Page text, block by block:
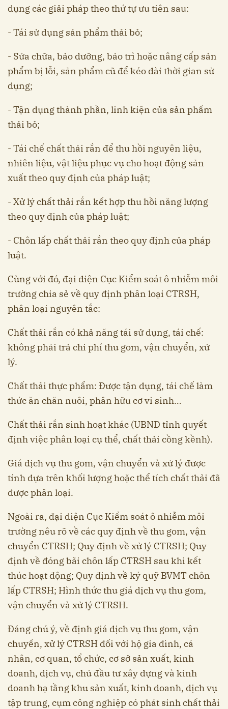
dụng các giải pháp theo thứ tự ưu tiên sau:
- Tái sử dụng sản phẩm thải bỏ;
- Sửa chữa, bảo dưỡng, bảo trì hoặc nâng cấp sản
phẩm bị lỗi, sản phẩm cũ để kéo dài thời gian sử
dụng;
- Tận dụng thành phần, linh kiện của sản phẩm
thải bỏ;
- Tái chế chất thải rắn để thu hồi nguyên liệu,
nhiên liệu, vật liệu phục vụ cho hoạt động sản
xuất theo quy định của pháp luật;
- Xử lý chất thải rắn kết hợp thu hồi năng lượng
theo quy định của pháp luật;
- Chôn lấp chất thải rắn theo quy định của pháp
luật.
Cùng với đó, đại diện Cục Kiểm soát ô nhiễm môi
trường chia sẻ về quy định phân loại CTRSH,
phân loại nguyên tắc:
Chất thải rắn có khả năng tái sử dụng, tái chế:
không phải trả chi phí thu gom, vận chuyển, xử
lý.
Chất thải thực phẩm: Được tận dụng, tái chế làm
thức ăn chăn nuôi, phân hữu cơ vi sinh…
Chất thải rắn sinh hoạt khác (UBND tỉnh quyết
định việc phân loại cụ thể, chất thải cồng kềnh).
Giá dịch vụ thu gom, vận chuyển và xử lý được
tính dựa trên khối lượng hoặc thể tích chất thải đã
được phân loại.
Ngoài ra, đại diện Cục Kiểm soát ô nhiễm môi
trường nêu rõ về các quy định về thu gom, vận
chuyển CTRSH; Quy định về xử lý CTRSH; Quy
định về đóng bãi chôn lấp CTRSH sau khi kết
thúc hoạt động; Quy định về ký quỹ BVMT chôn
lấp CTRSH; Hình thức thu giá dịch vụ thu gom,
vận chuyển và xử lý CTRSH.
Đáng chú ý, về định giá dịch vụ thu gom, vận
chuyển, xử lý CTRSH đối với hộ gia đình, cá
nhân, cơ quan, tổ chức, cơ sở sản xuất, kinh
doanh, dịch vụ, chủ đầu tư xây dựng và kinh
doanh hạ tầng khu sản xuất, kinh doanh, dịch vụ
tập trung, cụm công nghiệp có phát sinh chất thải